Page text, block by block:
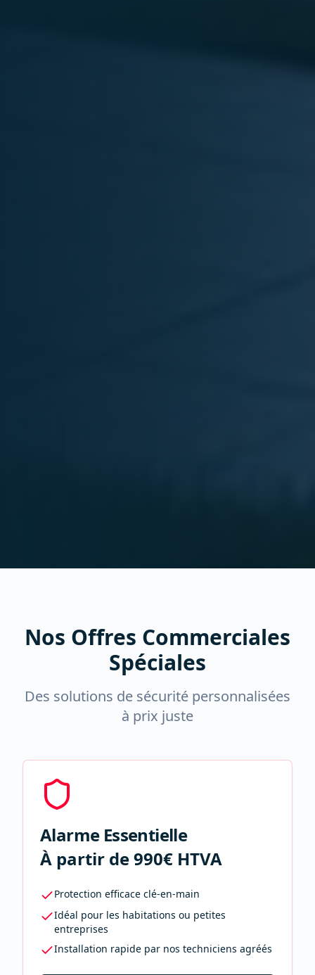
Nos Offres Commerciales
Spéciales
Des solutions de sécurité personnalisées
à prix juste
Alarme Essentielle
À partir de 990€ HTVA
Protection efficace clé-en-main
Idéal pour les habitations ou petites
entreprises
Installation rapide par nos techniciens agréés